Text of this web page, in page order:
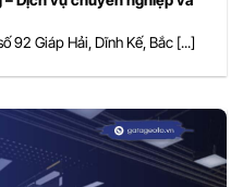
92 Giáp Hải, Dĩnh Kế, Bắc [...]